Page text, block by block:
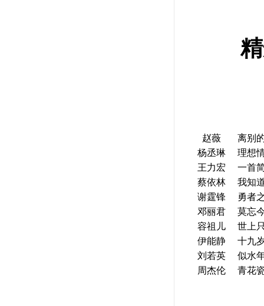
赵薇
离别
杨丞琳
理想
王力宏
一首
蔡依林
我知
谢霆锋
勇者
邓丽君
莫忘
容祖儿
世上
伊能静
十九
刘若英
似水
周杰伦
青花